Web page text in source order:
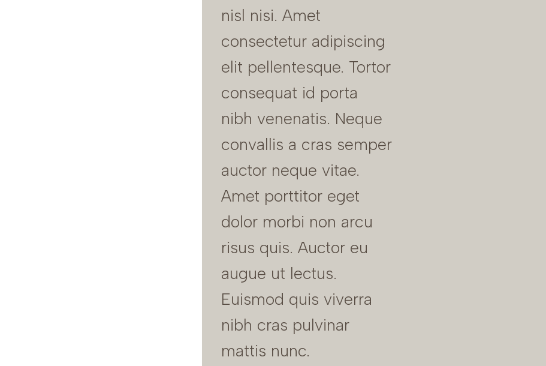
nisl nisi. Amet
consectetur adipiscing
elit pellentesque. Tortor
consequat id porta
nibh venenatis. Neque
convallis a cras semper
auctor neque vitae.
Amet porttitor eget
dolor morbi non arcu
risus quis. Auctor eu
augue ut lectus.
Euismod quis viverra
nibh cras pulvinar
mattis nunc.